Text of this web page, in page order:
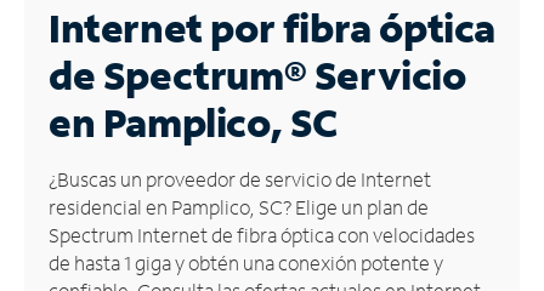
Business
Contáctanos
Inglés
Administrar
cuenta
Encuentra
Internet por fibra óptica
de Spectrum®Servicio
en Pamplico, SC
¿Buscas un proveedor de servicio de Internet
residencial en Pamplico, SC? Elige un plan de
Spectrum Internet de fibra óptica con velocidades
de hasta 1 giga y obtén una conexión potente y